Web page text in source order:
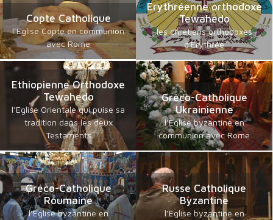
Copte Catholique
l’Eglise Copte en communion
avec Rome
Erythréenne orthodoxe
Tewahedo
les chrétiens orthodoxes
d'Erythrée
Ethiopienne Orthodoxe
Tewahedo
l’Eglise Orientale qui puise sa
tradition dans les deux
Testaments
Gréco-Catholique
Ukrainienne
l’Eglise byzantine en
communion avec Rome
Gréco-Catholique
Roumaine
l’Eglise byzantine en
Russe Catholique
Byzantine
l’Eglise byzantine en